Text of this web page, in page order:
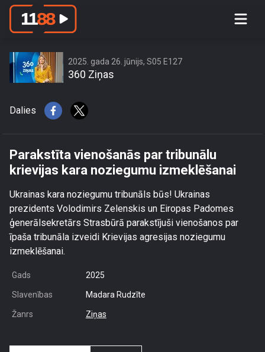
Parakstīta vienošanās par tribunālu
2025. gada 26. jūnijs, S05 E127
360 Ziņas
Dalies
Parakstīta vienošanās par tribunālu
krievijas kara noziegumu izmeklēšanai
Ukrainas kara noziegumu tribunāls būs! Ukrainas
prezidents Volodimirs Zelenskis un Eiropas Padomes
ģenerālsekretārs Strasbūrā parakstījuši vienošanos par
īpaša tribunāla izveidi Krievijas agresijas noziegumu
izmeklēšanai.
Gads 2025
Slavenības Madara Rudzīte
Žanrs Ziņas